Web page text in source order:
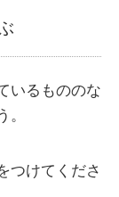
いるもののな
つけてくださ